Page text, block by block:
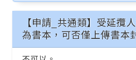
【申請_共通類】受延攬
為書本，可否僅上傳書本